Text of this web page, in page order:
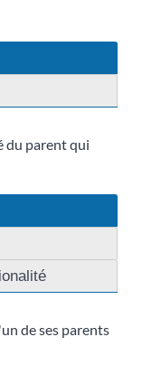
du parent qui
de ses parents